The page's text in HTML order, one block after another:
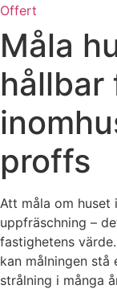
Offert
Måla
hållbar
proffs
Att måla om huset
uppfräschning –
fastighetens
kan målningen
strålning i många